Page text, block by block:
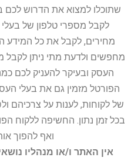
שתוכלו למצוא את הדרוש לכם
לקבל מספרי טלפון של בעלי
מחירים, לקבל את כל המידע
מחפשים ולדעת מתי ניתן לקבל
העסק ובעיקר להעניק לכם
הפורטל מזמין גם את בעלי
של לקוחות, לענות על צרכיהם
בכל זמן נתון. החשיפה ללקוח
ואף להפוך
אין האתר ו/או מנהליו